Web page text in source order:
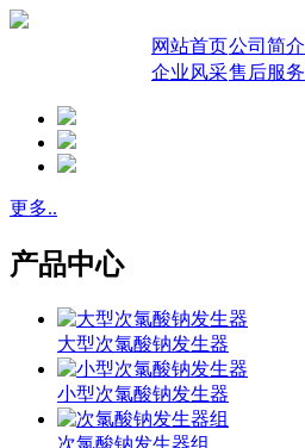
网站首页公司简介
企业风采售后服务
更多..
产品中心
大型次氯酸钠发生器
小型次氯酸钠发生器
次氯酸钠发生器组